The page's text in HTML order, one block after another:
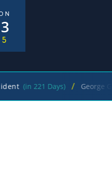
Days) / George Goldberg